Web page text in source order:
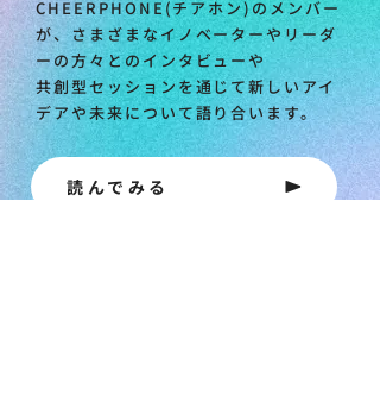
CHEERPHONE(チアホン)のメンバー
が、さまざまなイノベーターやリーダ
ーの方々とのインタビューや
共創型セッションを通じて新しいアイ
デアや未来について語り合います。
読んでみる